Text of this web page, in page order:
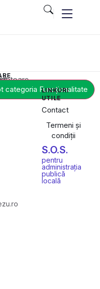
categoria Funcționalitate
LINKURI
UTILE
Contact
Termeni și
condiții
S.O.S.
pentru
administrația
publică
locală